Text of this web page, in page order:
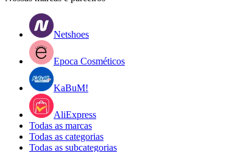
Netshoes
Epoca Cosméticos
KaBuM!
AliExpress
Todas as marcas
Todas as categorias
Todas as subcategorias